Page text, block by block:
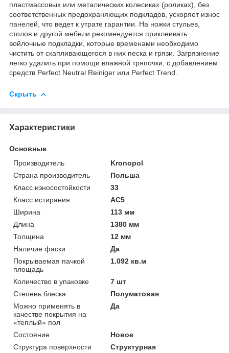
пластмассовых или металических колесиках (роликах), без
соответственных предохраняющих подкладов, ускоряет износ
панелей, что ведет к утрате гарантии. На ножки стульев,
столов и другой мебели рекомендуется приклеивать
войлочные подкладки, которые временами необходимо
чистить от скапливающегося в них песка и грязи. Загрязнение
легко удалить при помощи влажной тряпочки, с добавлением
средств Perfect Neutral Reiniger или Perfect Trend.
Скрыть
Характеристики
Основные
Производитель
Kronopol
Страна производитель
Польша
Класс износостойкости
33
Класс истирания
АС5
Ширина
113 мм
Длина
1380 мм
Толщина
12 мм
Наличие фаски
Да
Покрываемая пачкой
площадь
1.092 кв.м
Количество в упаковке
7 шт
Степень блеска
Полуматовая
Можно применять в
качестве покрытия на
«теплый» пол
Да
Состояние
Новое
Структура поверхности
Структурная